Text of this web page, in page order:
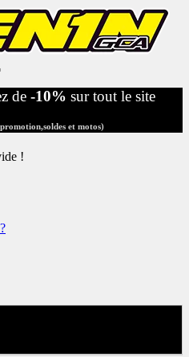
de -10% sur tout le site
et motos)
!